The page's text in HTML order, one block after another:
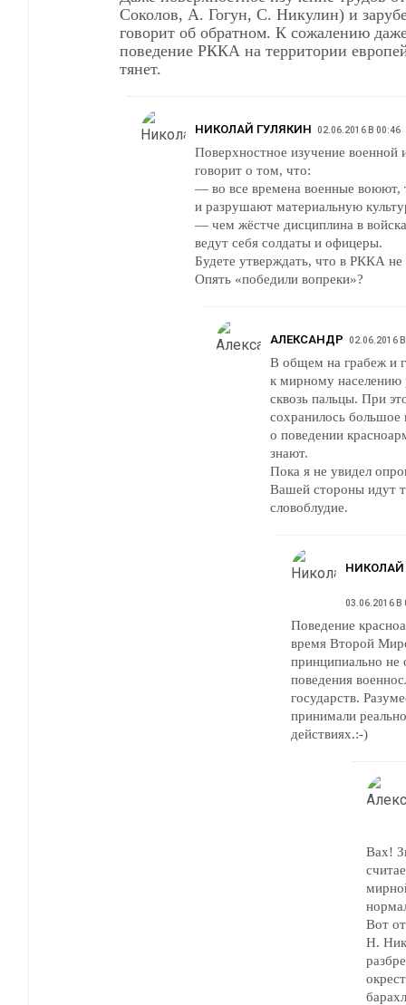
Соколов, А. Гогун, С. Никулин) и
говорит об обратном. К сожалению
поведение РККА на территории
тянет.
НИКОЛАЙ ГУЛЯКИН 02.06.2016 В 00:46
Поверхностное изучение военной
говорит о том, что:
— во все времена военные воюют,
и разрушают материальную
— чем жёстче дисциплина в
ведут себя солдаты и офицеры.
Будете утверждать, что в РККА
Опять «победили вопреки»?
АЛЕКСАНДР 02.06.2016
В общем на грабеж и
к мирному населению
сквозь пальцы. При
сохранилось большое
о поведении
знают.
Пока я не увидел
Вашей стороны идут
словоблудие.
НИКОЛАЙ
03.06.2016 В
Поведение
время Второй
принципиально не
поведения
государств.
принимали
действиях.:-)
Вах!
мирной
Вот
Н.